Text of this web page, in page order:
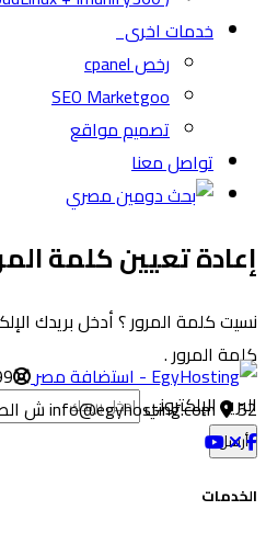
خدمات اخرى
رخص cpanel
SEO Marketgoo
تصميم مواقع
تواصل معنا
إعادة تعيين كلمة
نسيت كلمة المرور ؟ أدخل بريدك
كلمة المرور .
البريد الإلكتروني
أرسل
info@egyhosting.com 52 ش الطيران, مدينة نصر, القاهره
الخدمات